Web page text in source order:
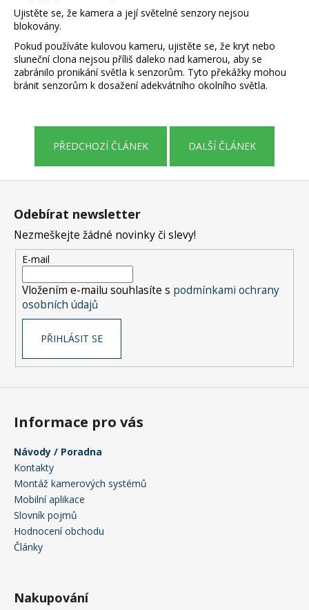
Ujistěte se, že kamera a její světelné senzory nejsou
blokovány.
Pokud používáte kulovou kameru, ujistěte se, že kryt nebo
sluneční clona nejsou příliš daleko nad kamerou, aby se
zabránilo pronikání světla k senzorům. Tyto překážky mohou
bránit senzorům k dosažení adekvátního okolního světla.
PŘEDCHOZÍ ČLÁNEK DALŠÍ ČLÁNEK
u
č
u
j
e
m
Z
Odebírat newsletter
Nezmeškejte žádné novinky či slevy!
E-mail
Vložením e-mailu souhlasíte s podmínkami ochrany
osobních údajů
PŘIHLÁSIT SE
Informace pro vás
Návody / Poradna
Kontakty
Montáž kamerových systémů
Mobilní aplikace
Slovník pojmů
Hodnocení obchodu
Články
Nakupování